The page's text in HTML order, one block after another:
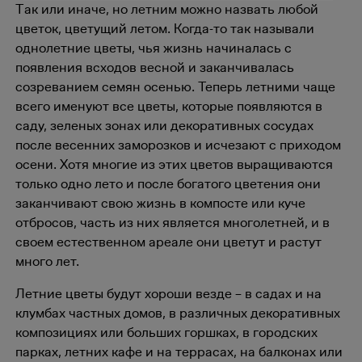
Так или иначе, но летним можно назвать любой
цветок, цветущий летом. Когда-то так называли
однолетние цветы, чья жизнь начиналась с
появления всходов весной и заканчивалась
созреванием семян осенью. Теперь летними чаще
всего именуют все цветы, которые появляются в
саду, зеленых зонах или декоративных сосудах
после весенних заморозков и исчезают с приходом
осени. Хотя многие из этих цветов выращиваются
только одно лето и после богатого цветения они
заканчивают свою жизнь в компосте или куче
отбросов, часть из них является многолетней, и в
своем естественном ареале они цветут и растут
много лет.
Летние цветы будут хороши везде – в садах и на
клумбах частных домов, в различных декоративных
композициях или больших горшках, в городских
парках, летних кафе и на террасах, на балконах или